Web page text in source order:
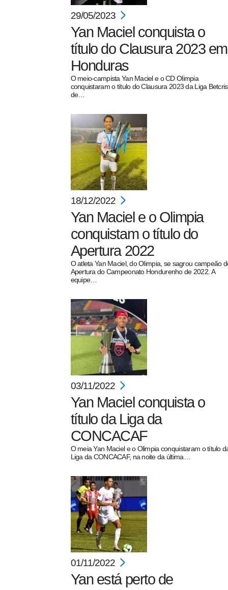
29/05/2023
Yan Maciel conquista o
título do Clausura 2023 em
Honduras
O meio-campista Yan Maciel e o CD Olimpia
conquistaram o título do Clausura 2023 da Liga Betcris
de…
18/12/2022
Yan Maciel e o Olimpia
conquistam o título do
Apertura 2022
O atleta Yan Maciel, do Olimpia, se sagrou campeão
Apertura do Campeonato Hondurenho de 2022. A
equipe…
03/11/2022
Yan Maciel conquista o
título da Liga da
CONCACAF
O meia Yan Maciel e o Olimpia conquistaram o título
Liga da CONCACAF, na noite da última…
01/11/2022
Yan está perto de